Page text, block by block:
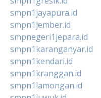
smpn1jayapura.id
smpn1jember.id
smpnegeri1jepara.id
smpn1karanganyar.id
smpn1kendari.id
smpn1kranggan.id
smpn1lamongan.id